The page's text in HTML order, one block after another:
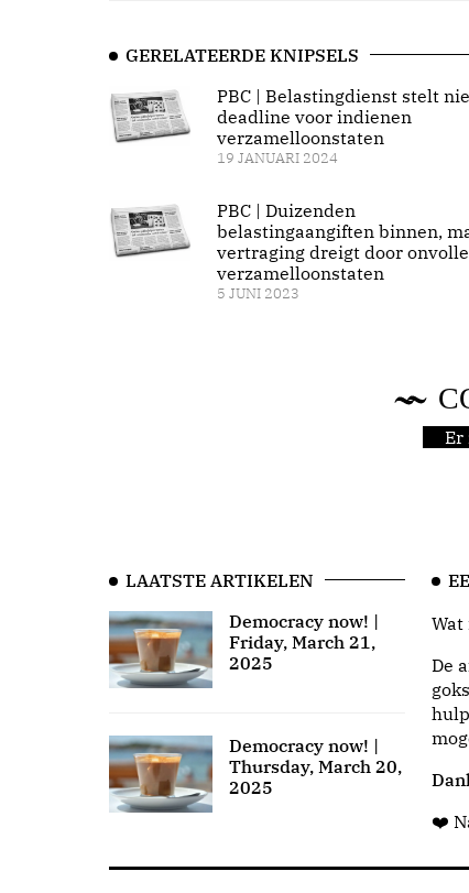
GERELATEERDE KNIPSELS
PBC | Belastingdienst stelt
deadline voor indienen
verzamelloonstaten
19 JANUARI 2024
PBC | Duizenden
belastingaangiften binnen,
vertraging dreigt door
verzamelloonstaten
5 JUNI 2023
Er
LAATSTE ARTIKELEN
Democracy now! |
Friday, March 21,
2025
Democracy now! |
Thursday, March 20,
2025
De
❤️